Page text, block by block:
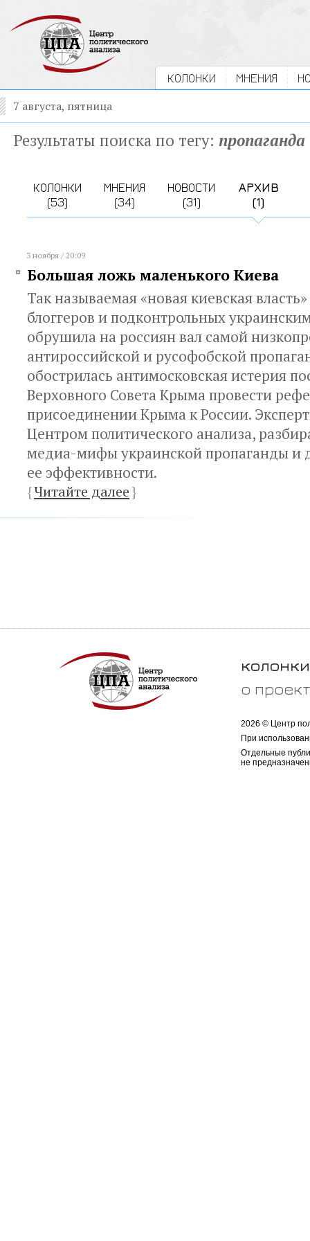
КОЛОНКИ МНЕНИЯ
7 августа, пятница
Результаты поиска по тегу: пропаганда
КОЛОНКИ
(53)
МНЕНИЯ
(34)
НОВОСТИ
(31)
АРХИВ
(1)
3 ноября / 20:09
Большая ложь маленького Киева
Так называемая «новая киевская
блоггеров и подконтрольных
обрушила на россиян вал самой
антироссийской и русофобской
обострилась антимосковская истерия
Верховного Совета Крыма провести
присоединении Крыма к России.
Центром политического анализа,
медиа-мифы украинской пропаганды и
ее эффективности.
{Читайте далее}
колонки
о
2026 © Центр
При
Отдельные
не